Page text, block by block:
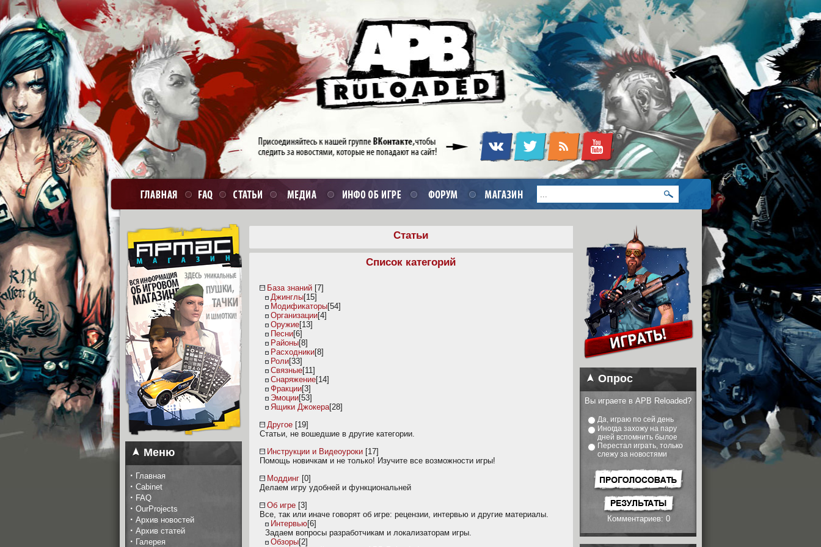
Меню
· Главная
· Cabinet
· FAQ
· OurProjects
· Архив новостей
· Архив статей
· Галерея
Статьи
Список категорий
База знаний [7]
Джинглы[15]
Модификаторы[54]
Организации[4]
Оружие[13]
Песни[6]
Районы[8]
Расходники[8]
Роли[33]
Связные[11]
Снаряжение[14]
Фракции[3]
Эмоции[53]
Ящики Джокера[28]
Другое [19]
Статьи, не вошедшие в другие категории.
Инструкции и Видеоуроки [17]
Помощь новичкам и не только! Изучите все возможности игры!
Моддинг [0]
Делаем игру удобней и функциональней
Об игре [3]
Все, так или иначе говорят об игре: рецензии, интервью и другие материалы.
Интервью[6]
Задаем вопросы разработчикам и локализаторам игры.
Обзоры[2]
Опрос
Вы играете в APB Reloaded?
Да, играю по сей день
Иногда захожу на пару
дней вспомнить былое
Перестал играть, только
слежу за новостями
Комментариев: 0